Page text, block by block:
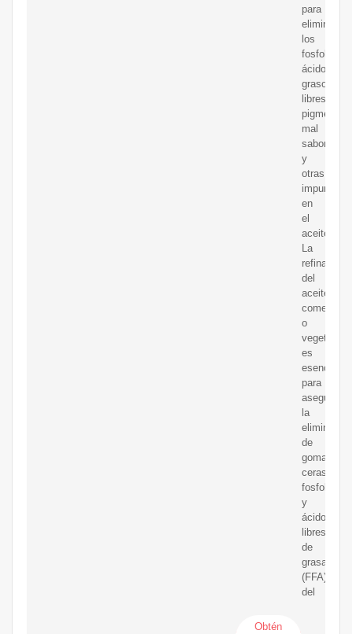
para
eliminar
los
ácidos
grasos
libres,
pigmentos,
mal
sabor
y
otras
impurezas
en
el
aceite.
La
refinación
del
aceite
comestible
o
vegetal
es
esencial
para
asegurar
la
eliminación
de
gomas,
ceras,
y
ácidos
libres
de
grasa
(FFA)
del
Obtén